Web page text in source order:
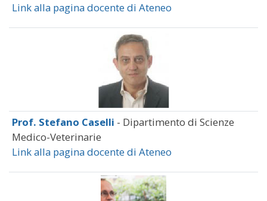
Link alla pagina docente di Ateneo
Prof. Stefano Caselli - Dipartimento di Scienze
Medico-Veterinarie
Link alla pagina docente di Ateneo